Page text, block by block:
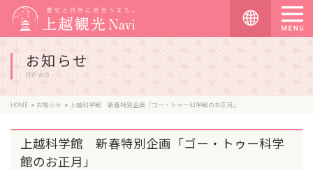
お知らせ
news
HOME お知らせ 上越科学館 新春特別企画「ゴー・トゥー科学館のお正月」
上越科学館 新春特別企画「ゴー・トゥー科学
館のお正月」